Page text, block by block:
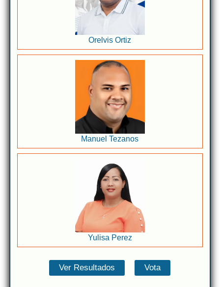
Orelvis Ortiz
Manuel Tezanos
Yulisa Perez